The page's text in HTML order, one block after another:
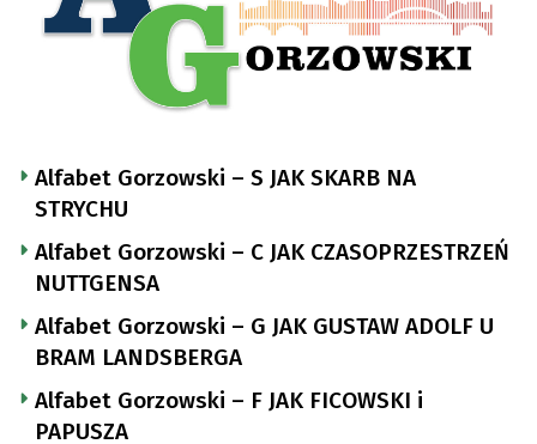
Alfabet Gorzowski – S JAK SKARB NA
STRYCHU
Alfabet Gorzowski – C JAK CZASOPRZESTRZEŃ
NUTTGENSA
Alfabet Gorzowski – G JAK GUSTAW ADOLF U
BRAM LANDSBERGA
Alfabet Gorzowski – F JAK FICOWSKI i
PAPUSZA